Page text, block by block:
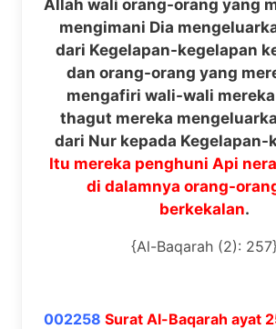
Allah wali orang-orang yang
mengimani Dia
dari Kegelapan-kegelapan
dan orang-orang yang
mengafiri wali-wali
thagut mereka
dari Nur kepada Kegelapan-
Itu mereka penghuni Api
di dalamnya orang-
berkekalan.
{Al-Baqarah (2):
002258 Surat Al-Baqarah ayat